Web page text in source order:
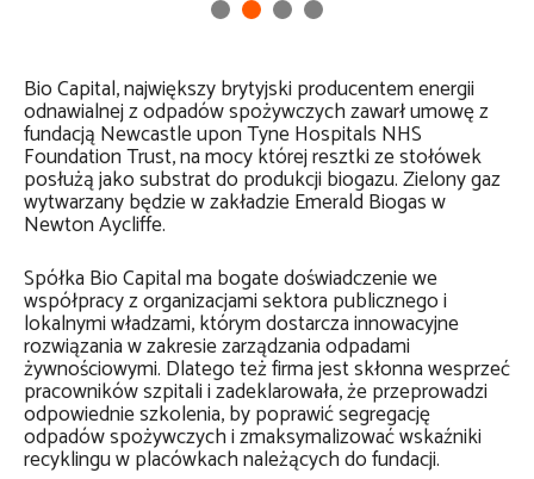
Bio Capital, największy brytyjski producentem energii
odnawialnej z odpadów spożywczych zawarł umowę z
fundacją Newcastle upon Tyne Hospitals NHS
Foundation Trust, na mocy której resztki ze stołówek
posłużą jako substrat do produkcji biogazu. Zielony gaz
wytwarzany będzie w zakładzie Emerald Biogas w
Newton Aycliffe.
Spółka Bio Capital ma bogate doświadczenie we
współpracy z organizacjami sektora publicznego i
lokalnymi władzami, którym dostarcza innowacyjne
rozwiązania w zakresie zarządzania odpadami
żywnościowymi. Dlatego też firma jest skłonna wesprzeć
pracowników szpitali i zadeklarowała, że przeprowadzi
odpowiednie szkolenia, by poprawić segregację
odpadów spożywczych i zmaksymalizować wskaźniki
recyklingu w placówkach należących do fundacji.